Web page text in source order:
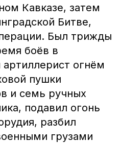
Кавказе, затем
Битве,
Был трижды
боёв в
огнём
пушки
и семь ручных
подавил огонь
разбил
грузами